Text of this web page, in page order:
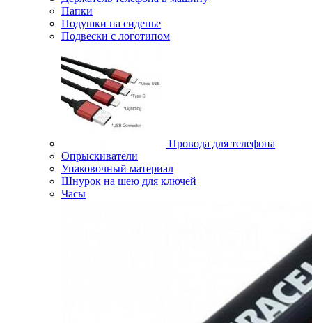
Папки
Подушки на сиденье
Подвески с логотипом
Провода для телефона
Опрыскиватели
Упаковочный материал
Шнурок на шею для ключей
Часы